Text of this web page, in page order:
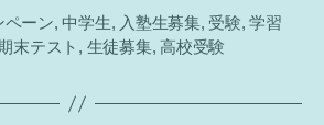
ペーン,中学生, 入塾生募集, 受験,学習
末テスト , 生徒募集,高校受験